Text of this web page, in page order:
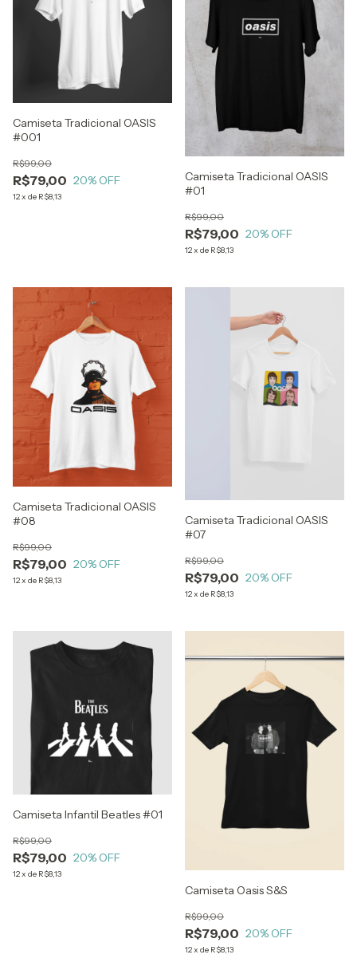
Camiseta Tradicional OASIS
#001
R$79,00
R$99,00
20% OFF
12x de R$8,13
Camiseta Tradicional OASIS
#01
R$79,00
R$99,00
20% OFF
12x de R$8,13
Camiseta Tradicional OASIS
#08
R$79,00
R$99,00
20% OFF
12x de R$8,13
Camiseta Tradicional OASIS
#07
R$79,00
R$99,00
20% OFF
12x de R$8,13
Camiseta Infantil Beatles #01
R$79,00
R$99,00
20% OFF
12x de R$8,13
Camiseta Oasis S&S
R$79,00
R$99,00
20% OFF
12x de R$8,13